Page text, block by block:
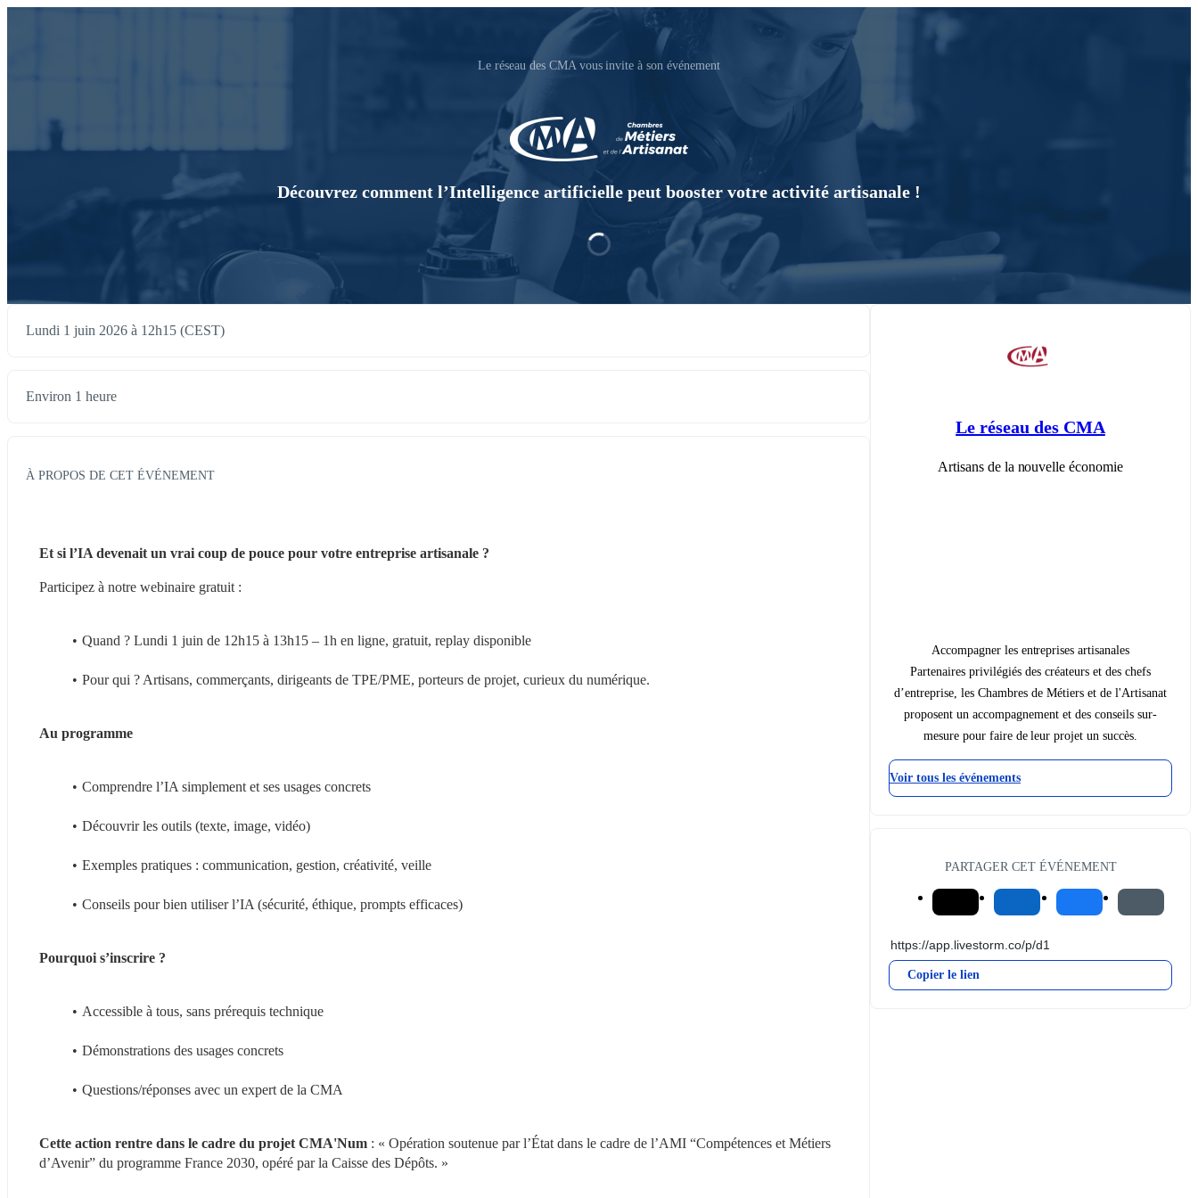
Le réseau des CMA vous invite à son événement
Découvrez comment l’Intelligence artificielle peut booster votre activité artisanale !
Lundi 1 juin 2026 à 12h15 (CEST)
Environ 1 heure
À PROPOS DE CET ÉVÉNEMENT
Et si l’IA devenait un vrai coup de pouce pour votre entreprise artisanale ?
Participez à notre webinaire gratuit :
Quand ? Lundi 1 juin de 12h15 à 13h15 – 1h en ligne, gratuit, replay disponible
Pour qui ? Artisans, commerçants, dirigeants de TPE/PME, porteurs de projet, curieux du numérique.
Au programme
Comprendre l’IA simplement et ses usages concrets
Découvrir les outils (texte, image, vidéo)
Exemples pratiques : communication, gestion, créativité, veille
Conseils pour bien utiliser l’IA (sécurité, éthique, prompts efficaces)
Pourquoi s’inscrire ?
Accessible à tous, sans prérequis technique
Démonstrations des usages concrets
Questions/réponses avec un expert de la CMA
Cette action rentre dans le cadre du projet CMA'Num : « Opération soutenue par l’État dans le cadre de l’AMI “Compétences et Métiers
d’Avenir” du programme France 2030, opéré par la Caisse des Dépôts. »
Le réseau des CMA
Artisans de la nouvelle économie
Accompagner les entreprises artisanales
Partenaires privilégiés des créateurs et des chefs
d’entreprise, les Chambres de Métiers et de l'Artisanat
proposent un accompagnement et des conseils sur-
mesure pour faire de leur projet un succès.
Voir tous les événements
PARTAGER CET ÉVÉNEMENT
Copier le lien